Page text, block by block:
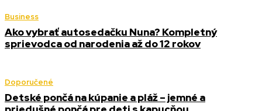
Business
Ako vybrať autosedačku Nuna? Kompletný
sprievodca od narodenia až do 12 rokov
Doporučené
Detské pončá na kúpanie a pláž – jemné a